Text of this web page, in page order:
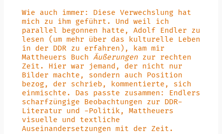
Wie auch immer: Diese Verwechslung hat
mich zu ihm geführt. Und weil ich
parallel begonnen hatte, Adolf Endler zu
lesen (um mehr über das kulturelle Leben
in der DDR zu erfahren), kam mir
Mattheuers Buch Äußerungenzur rechten
Zeit. Hier war jemand, der nicht nur
Bilder machte, sondern auch Position
bezog, der schrieb, kommentierte, sich
einmischte. Das passte zusammen: Endlers
scharfzüngige Beobachtungen zur DDR-
Literatur und -Politik, Mattheuers
visuelle und textliche
Auseinandersetzungen mit der Zeit.